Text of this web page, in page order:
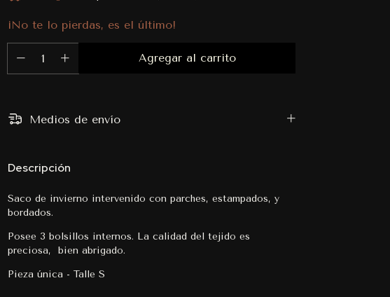
¡No te lo pierdas, es el último!
Medios de envío
Descripción
Saco de invierno intervenido con parches, estampados, y
bordados.
Posee 3 bolsillos internos. La calidad del tejido es
preciosa, bien abrigado.
Pieza única - Talle S